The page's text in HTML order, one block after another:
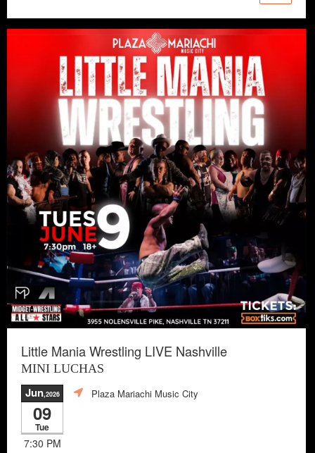
Little Mania Wrestling LIVE Nashville
MINI LUCHAS
Jun,2026
09
Tue
7:30 PM
Plaza Mariachi Music City